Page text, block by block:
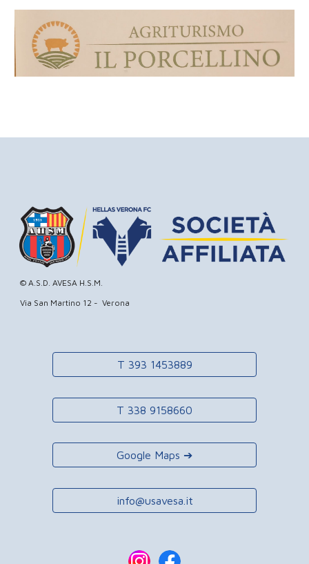
© A.S.D. AVESA H.S.M.
Via San Martino 12 - Verona
T 393 1453889
T 338 9158660
Google Maps ➔
info@usavesa.it